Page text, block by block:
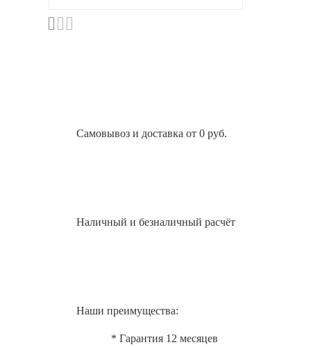
Самовывоз и доставка от 0 руб.
Наличный и безналичный расчёт
Наши преимущества:
* Гарантия 12 месяцев